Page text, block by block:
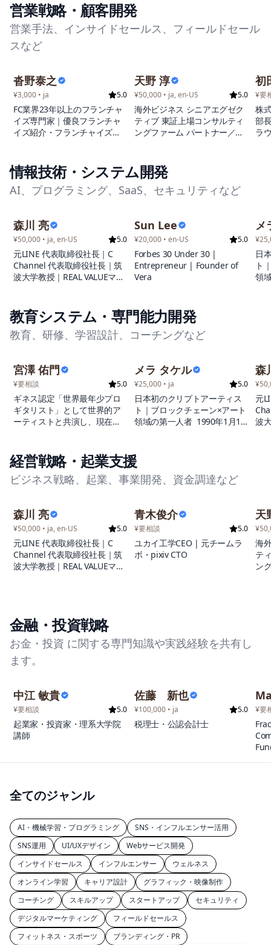
劉臨床塾代表
（-
11
本
師
ジ
ー
営業戦略・顧客開発
営業手法、インサイドセールス、フィールドセール
スなど
沓野泰之
¥3,000 • ja 5.0
FC業界23年以上のフランチャ
イズ専門家｜優良フランチャ
イズ紹介・フランチャイズ本
ンセリング・セカンドキャリ
ア支援事業・Udemy動画講師
｜書籍執筆
天野 淳
¥50,000 • ja, en-US 5.0
海外ビジネス シニアエグゼク
ティブ 東証上場コンサルティ
ングファーム パートナー／欧
以上の実務経験を持ち、これ
までに40か国以上でのプロジ
ェクトを主導。大手・成長企
してきた。現在は、東証グロ
ース上場コンサルティングフ
ァームにてパートナーを務め
ると同時に、欧州全域の事業
統括責任を担う。グローバル
での事業成長を目指す企業・
している。誠実さと行動力を
常に信条とし、それを体現す
るよう心掛けています。
初
¥要
株
部
ラ
情報技術・システム開発
AI、プログラミング、SaaS、セキュリティなど
森川 亮
¥50,000 • ja, en-US 5.0
元LINE 代表取締役社長｜C
Channel 代表取締役社長｜筑
波大学教授｜REAL VALUEマフ
Sun Lee
¥20,000 • en-US 5.0
Forbes 30 Under 30 |
Entrepreneur | Founder of
Vera
メ
日
ト
領
し
リ
ッ
伝
独
品
量
約2
教育システム・専門能力開発
教育、研修、学習設計、コーチングなど
宮澤 佑門
¥要相談 5.0
ギネス認定「世界最年少プロ
ギタリスト」として世界的ア
ーティストと共演し、現在は
世代グローバルリーダー。
メラ タケル
¥25,000 • ja 5.0
日本初のクリプトアーティス
ト｜ブロックチェーン×アート
領域の第一人者 1990年1月18
プリケーション「Editional」
にて日本人で初めて「クリプ
トアーティスト」としてNFT
した経験はなく、独学でキャ
リアをスタートさせた。 ブロ
ックチェーンの思想や日本の
伝統文化や生成AI技術などを
独自の視点で組み合わせた作
上、二次流通を含めた総取引
量は300ETH（2025年夏時点で
森
元
波
経営戦略・起業支援
ビジネス戦略、起業、事業開発、資金調達など
森川 亮
¥50,000 • ja, en-US 5.0
元LINE 代表取締役社長｜C
Channel 代表取締役社長｜筑
波大学教授｜REAL VALUEマフ
青木俊介
¥要相談 5.0
ユカイ工学CEO | 元チームラ
ボ・pixiv CTO
天
海
テ
ン
る
統
で
個
果
し
常
金融・投資戦略
お金・投資 に関する専門知識や実践経験を共有し
ます。
中江 敏貴
¥要相談 5.0
起業家・投資家・理系大学院
講師
佐藤 新也
¥100,000 • ja 5.0
税理士・公認会計士
¥要
全てのジャンル
AI・機械学習・プログラミング
SNS・インフルエンサー活用
SNS運用
UI/UXデザイン
Webサービス開発
インサイドセールス
インフルエンサー
ウェルネス
オンライン学習
キャリア設計
グラフィック・映像制作
コーチング
スキルアップ スタートアップ
セキュリティ
デジタルマーケティング
フィールドセールス
フィットネス・スポーツ
ブランディング・PR